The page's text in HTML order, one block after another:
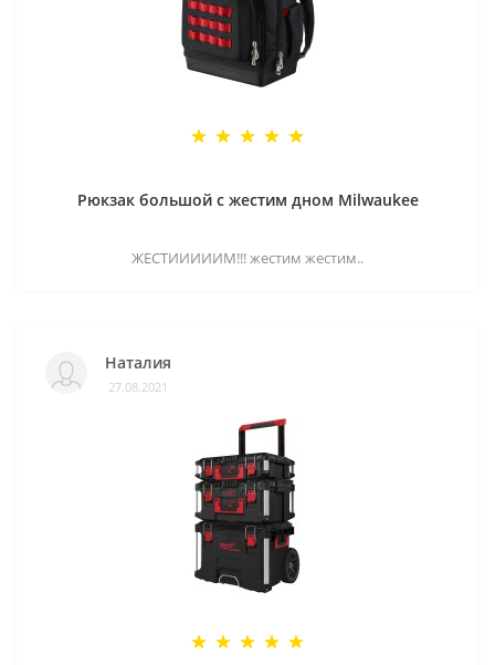
Рюкзак большой с жестим дном Milwaukee
ЖЕСТИИИИИМ!!! жестим жестим..
Наталия
27.08.2021